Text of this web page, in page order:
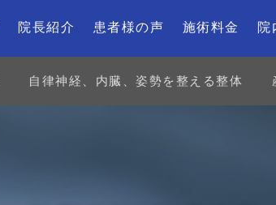
院長紹介 患者様の声 施術料金 院
自律神経、内臓、姿勢を整える整体